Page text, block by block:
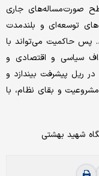
صورت‌مساله‌های جاری
توسعه‌ای و بلندمدت
پس حاکمیت می‌تواند با
سیاسی و اقتصادی و
ریل پیشرفت بیندازد و
و بقای نظام، با
شهید بهشتی